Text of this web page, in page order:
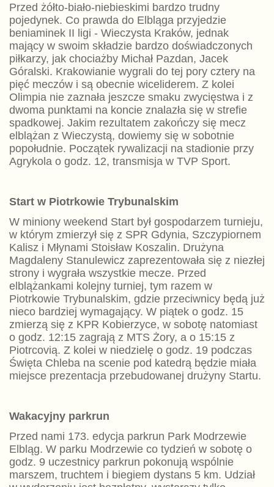
Przed żółto-biało-niebieskimi bardzo trudny
pojedynek. Co prawda do Elbląga przyjedzie
beniaminek II ligi - Wieczysta Kraków, jednak
mający w swoim składzie bardzo doświadczonych
piłkarzy, jak chociażby Michał Pazdan, Jacek
Góralski. Krakowianie wygrali do tej pory cztery na
pięć meczów i są obecnie wiceliderem. Z kolei
Olimpia nie zaznała jeszcze smaku zwycięstwa i z
dwoma punktami na koncie znalazła się w strefie
spadkowej. Jakim rezultatem zakończy się mecz
elblążan z Wieczystą, dowiemy się w sobotnie
popołudnie. Początek rywalizacji na stadionie przy
Agrykola o godz. 12, transmisja w TVP Sport.
Start w Piotrkowie Trybunalskim
W miniony weekend Start był gospodarzem turnieju,
w którym zmierzył się z SPR Gdynia, Szczypiornem
Kalisz i Młynami Stoisław Koszalin. Drużyna
Magdaleny Stanulewicz zaprezentowała się z niezłej
strony i wygrała wszystkie mecze. Przed
elblążankami kolejny turniej, tym razem w
Piotrkowie Trybunalskim, gdzie przeciwnicy będą już
nieco bardziej wymagający. W piątek o godz. 15
zmierzą się z KPR Kobierzyce, w sobotę natomiast
o godz. 12:15 zagrają z MTS Żory, a o 15:15 z
Piotrcovią. Z kolei w niedzielę o godz. 19 podczas
Święta Chleba na scenie pod katedrą będzie miała
miejsce prezentacja przebudowanej drużyny Startu.
Wakacyjny parkrun
Przed nami 173. edycja parkrun Park Modrzewie
Elbląg. W parku Modrzewie co tydzień w sobotę o
godz. 9 uczestnicy parkrun pokonują wspólnie
marszem, truchtem i biegiem dystans 5 km. Udział